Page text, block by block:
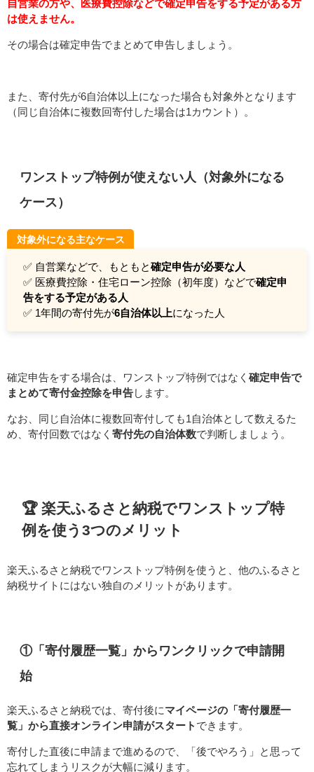
自営業の方や、医療費控除などで確定申告をする予定がある方
は使えません。
その場合は確定申告でまとめて申告しましょう。
また、寄付先が6自治体以上になった場合も対象外となります
（同じ自治体に複数回寄付した場合は1カウント）。
ワンストップ特例が使えない人（対象外になる
ケース）
対象外になる主なケース
✅ 自営業などで、もともと 確定申告が必要な人
✅ 医療費控除・住宅ローン控除（初年度）などで確定申
告をする予定がある人
✅ 1年間の寄付先が6自治体以上になった人
確定申告をする場合は、ワンストップ特例ではなく 確定申告で
まとめて寄付金控除を申告 します。
なお、同じ自治体に複数回寄付しても1自治体として数えるた
め、寄付回数ではなく 寄付先の自治体数で判断しましょう。
🏆 楽天ふるさと納税でワンストップ特
例を使う3つのメリット
楽天ふるさと納税でワンストップ特例を使うと、他のふるさと
納税サイトにはない独自のメリットがあります。
①「寄付履歴一覧」からワンクリックで申請開
始
楽天ふるさと納税では、寄付後に マイページの「寄付履歴一
覧」から直接オンライン申請がスタート できます。
寄付した直後に申請まで進めるので、「後でやろう」と思って
忘れてしまうリスクが大幅に減ります。